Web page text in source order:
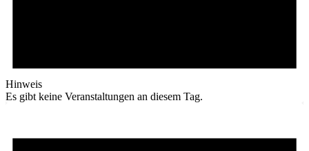
Hinweis
Es gibt keine Veranstaltungen an diesem Tag.